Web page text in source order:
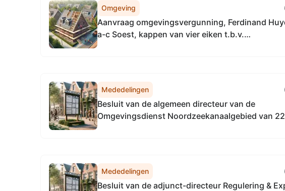
Omgeving
Aanvraag omgevingsvergunning, Ferdinand
a-c Soest, kappen van vier eiken t.b.v.
Mededelingen
Besluit van de algemeen directeur van de
Omgevingsdienst Noordzeekanaalgebied van
Mededelingen
Besluit van de adjunct-directeur Regulering &